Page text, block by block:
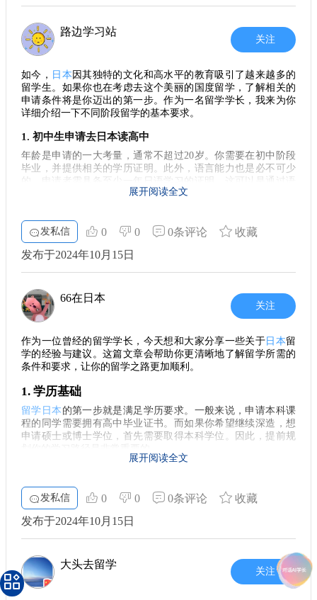
形象往往能给人留下更深刻的印象。因此，在努力提高学术水
平的同时，保持良好的个人形象也显得尤为重要。
综上所述，日本留学的确为许多有志青年提供了机会，但
这条路并不轻松。考入日本大学不仅仅依靠基础的语言能力和
经济支持，更需要学生在学业、心理素质和个人素养等多方面
进行充分的准备。想要成功，就必须勇敢面对这些挑战，才能
在留学之旅中收获成长和成就。做好规划和准备，才能在未来
的道路上更加从容不迫。希望大家都能在日本的留学生活中，
不断突破自己，实现自己的梦想！
1. **语言学校+直接考修士**：适合基础较弱的学生。在
习。
2. **研究生预科**：需要找到与你研究方向相关的教授并
3. **SGU英文项目**：这是一个针对英语能力较强的学生
的项目，也是不需要参加日本的修士考试的路径。
4. **国内自学参加修士考试**：这种方式适合自律性极强
感十足。
学费与生活成本
在日本读研的经济开销是一个重要的考虑因素。以4月份入
- **考试费用**：本科生约需35,000日元，研究生约30,000
- **入学金**：大约282,000日元。
- **学费**：公立大学约为535,800日元/年，私立大学则高
达两倍。
- **生活费**：对于东京，月开销约为60,000日元。尽管物
最低时薪约为1013日元。
申请流程详解
- 报名留学考试（2月，7月）
- 参加留考（6月，11月）
研究生则参与以下步骤：
- 提前准备TOEFL或TOEIC成绩
- 参加入学考试说明会
- 进行教授面谈
由书**：这是展示你动机的机会，内容需涵盖自己的背景、研
究兴趣、对学校的理解等。 写作时，保持日语表达的一致性，
避免重复用词，使得文章更具吸引力。
提前准备与规划
在申请过程中，针对研究室的调查和笔试复习非常重要。
此外，提前联系教授，展示你的兴趣和研究热情，能够显著提
高你的竞争力。
路边学习站
关注
如今， 日本 因其独特的文化和高水平的教育吸引了越来越多的
留学生。如果你也在考虑去这个美丽的国度留学，了解相关的
申请条件将是你迈出的第一步。作为一名留学学长，我来为你
详细介绍一下不同阶段留学的基本要求。
1. 初中生申请去日本读高中
年龄是申请的一大考量，通常不超过20岁。你需要在初中阶段
毕业，并提供相关的学历证明。此外，语言能力也是必不可少
的，申请者需具备至少一年日语学习的证明，这可以是通过语
言学校获得的资格证书或者是以日语授课的初高中课程。除了
你在日本的生活和学费。
2. 高中生申请去日本读本科
如果你高中毕业，准备前往日本继续深造，首先要确保你的学
历符合要求。同时，大部分高校还会要求提供日语或英语的语
言能力证明，这通常需要通过标准化考试来评估。此外，不少
学校还要求留学生参加面试，了解你的学术背景和个人兴趣，
为此提前准备是非常必要的。
3. 本科生申请去日本读研究生
正在攻读本科学位的同学们也不要担心，去日本读研究生是一
个非常不错的选择。申请者须具备本科学历，通常需要提交成
语的水平都需要通过相应的考试来证明。有些学校还可能要求
进行专业面试，以确保你与所选专业的契合度。
4. 硕士生申请去日本读博士
样具有吸引力。这里的条件一般包括相应的学位证明、研究计
能力和学术兴趣。当然，日语能力或者英语能力的要求依然存
在，而这些都是你顺利就读的重要保障。
5. 经济能力评估
在考虑留学的同时，经济能力也需得到重视。无论是高中生、
本科生还是研究生，能够承担留学费用的证明至关重要，家长
的支持和合理的资金计划是必要的。在准备留学的整个过程
中，提前做好预算，了解日本的生活开支和学费将会避免不少
后续的麻烦。 希望以上的内容对打算去日本留学的你有所帮
展开阅读全文
发私信 0 0 0条评论
收藏
发布于2024年10月15日
66在日本
关注
作为一位曾经的留学学长，今天想和大家分享一些关于 日本留
学的经验与建议。这篇文章会帮助你更清晰地了解留学所需的
条件和要求，让你的留学之路更加顺利。
1. 学历基础
留学日本 的第一步就是满足学历要求。一般来说，申请本科课
程的同学需要拥有高中毕业证书。而如果你希望继续深造，想
申请硕士或博士学位，首先需要取得本科学位。因此，提前规
在日本的学习和生活中，日语是不可或缺的。为了顺利沟通和
融入环境，建议学习者至少要达到日本语能力测试（JLPT）N2
级别。这不仅能帮助你顺利进入大学或研究生院，还能极大地
3. 费用规划
留学的另一大要素是学费与生活费用。日本的学费相对较高，
而具体的数字又会因不同专业而异。除了学费，生活费用如住
展开阅读全文
发私信 0 0 0条评论
收藏
发布于2024年10月15日
大头去留学
关注